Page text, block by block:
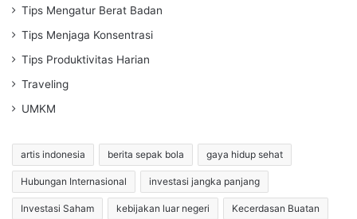
Tips Mengatur Berat Badan
Tips Menjaga Konsentrasi
Tips Produktivitas Harian
Traveling
UMKM
artis indonesia berita sepak bola gaya hidup sehat
Hubungan Internasional investasi jangka panjang
Investasi Saham kebijakan luar negeri Kecerdasan Buatan